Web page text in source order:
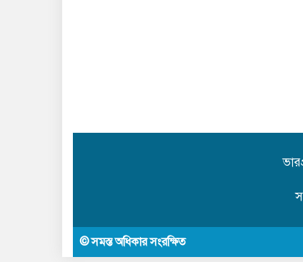
© সমস্ত অধিকার সংরক্ষিত